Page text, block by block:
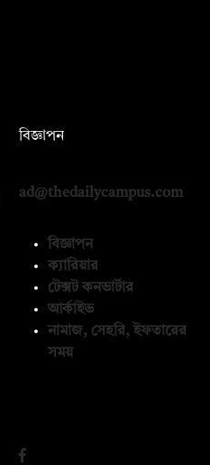
বিজ্ঞাপন
ad@thedailycampus.com
বিজ্ঞাপন
ক্যারিয়ার
টেক্সট কনভার্টার
আর্কাইভ
নামাজ, সেহরি, ইফতারের
সময়